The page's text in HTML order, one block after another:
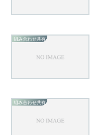
組み合わせ共有
組み合わせ共有